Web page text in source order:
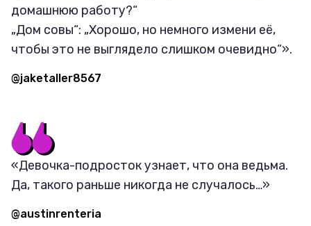
домашнюю работу?“
„Дом совы“: „Хорошо, но немного измени её,
чтобы это не выглядело слишком очевидно“».
@jaketaller8567
«Девочка-подросток узнает, что она ведьма.
Да, такого раньше никогда не случалось…»
@austinrenteria